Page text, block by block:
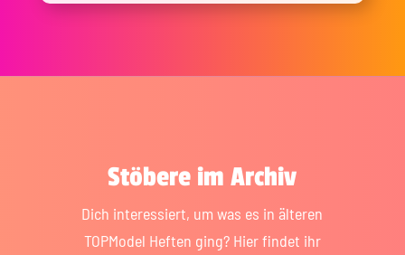
Stöbere im Archiv
Dich interessiert, um was es in älteren
TOPModel Heften ging? Hier findet ihr